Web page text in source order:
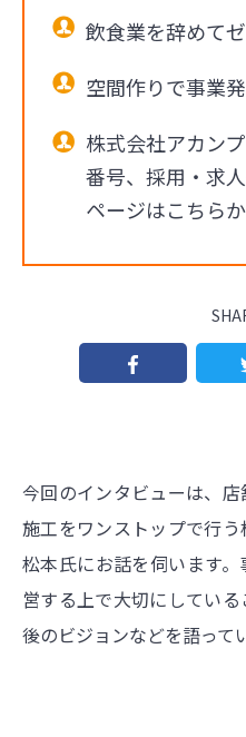
飲食業を辞めて
空間作りで事業
株式会社アカン
番号、採用・求
ページはこちら
今回のインタビューは、
施工をワンストップで行
松本氏にお話を伺います
営する上で大切にしてい
後のビジョンなどを語って